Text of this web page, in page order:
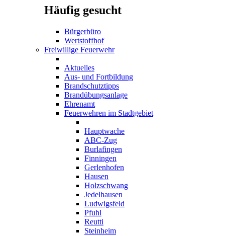
Häufig gesucht
Bürgerbüro
Wertstoffhof
Freiwillige Feuerwehr
Aktuelles
Aus- und Fortbildung
Brandschutztipps
Brandübungsanlage
Ehrenamt
Feuerwehren im Stadtgebiet
Hauptwache
ABC-Zug
Burlafingen
Finningen
Gerlenhofen
Hausen
Holzschwang
Jedelhausen
Ludwigsfeld
Pfuhl
Reutti
Steinheim